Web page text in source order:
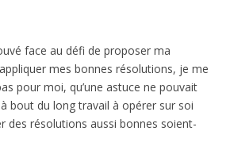
face au défi de proposer ma
mes bonnes résolutions, je me
pour moi, qu’une astuce ne pouvait
bout du long travail à opérer sur soi
des résolutions aussi bonnes soient-